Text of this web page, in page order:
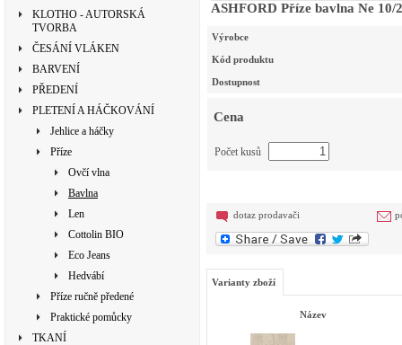
KLOTHO - AUTORSKÁ
TVORBA
ČESÁNÍ VLÁKEN
BARVENÍ
PŘEDENÍ
PLETENÍ A HÁČKOVÁNÍ
Jehlice a háčky
Příze
Ovčí vlna
Bavlna
Len
Cottolin BIO
Eco Jeans
Hedvábí
Příze ručně předené
Praktické pomůcky
TKANÍ
ASHFORD Příze bavlna Ne
Výrobce
Kód produktu
Dostupnost
Cena
Počet kusů
dotaz prodavači
Varianty zboží
Název